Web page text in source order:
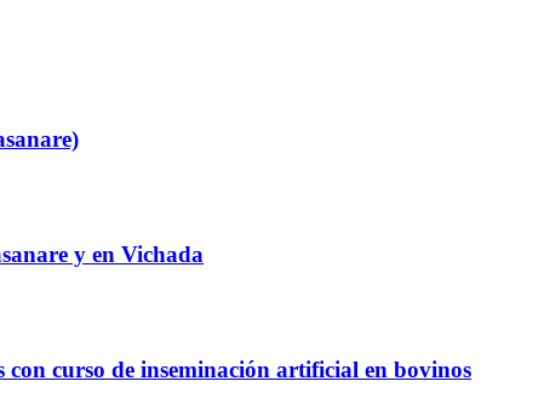
y en Vichada
con curso de inseminación artificial en bovinos